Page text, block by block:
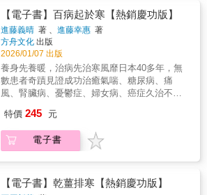
期失智症、視網膜剝離、視神經萎縮、青光
眼、嚴重的憂鬱症、精神病、腦源性疾病、類
風濕、紅斑狼瘡乃至癌症等等，並較西方醫學
與一般傳統中醫學有更好的療效。實例1一個德
國婦人的腿已經腫了四十多年，她看過很多西
醫，都治不好。中醫的講法就是脾不能健運，
水濕內停，但她的腎臟也查不出異常。她婚後
生了兩個孩子，身體沒有任何不適，就是嚴重
腿腫，像大象腿一樣。她來找我治病的初期，
辦法，都沒有明顯的效果。後來我利用我所發
現的法天則地太極共振法，讓她躺在診床的時
候，上午來是背對太陽，下午來就是面對太
次。第四次她回來複診，很高興的對我說：
體內環境密切相關的天地太極黃金分割能場的
諸多奧祕，並以此為鑰匙，結合《黃帝內經》
理論，開啟法天則地，優化人體最佳內環境。
許多被腫瘤醫生判斷活不過一年的病患，經吳
奇醫師使用「天人相應、太極黃金分割、共振
扶正」獨特的針灸理論體系與方法治療之後，
大部分人都仍健在，有些人甚至還能回到工作
割場共振，從而激活了人體極深層的正氣——
自我修復系統。吳奇醫師將這些有效治療的經
驗與方法，彙整成大眾可以自我操作，並能有
多相當難治的疾病，比如帕金森氏綜合症、早
足正氣、擺脫病苦，找回身體的生命力。繼
《扶正的力量》提出扶正的核心方法，《扶正
的樂章》串聯臨床論證並拓展其應用後，許醫
師凝望本心，以十八則真實故事為經緯，融入
生涯所聞所感，梳理那些看似偶然卻殊勝的醫
病因緣。．因乳癌化療的嚴重副作用，導致皮
膚過敏潰爛，身心瀕臨崩潰，幸得中醫調理拾
回生機；．罹患極惡性胃癌與肺腺癌，被宣告
僅剩三個月餘命，經診治後得以延命，善終於
中藥控制病情、翻轉生活，於困境中找到心靈
依靠；．兩位醫療專業管理人員積極投入公益
活動，成為自利利他的志工夥伴。在這些交錯
的人生裡，彷彿總有一雙無形的「聖手」默默
牽引，那是醫者的仁心仁術，是家人的陪伴，
【電子書】百病起於寒【熱銷慶功版】
進藤義晴 著 、進藤幸惠 著
方舟文化 出版
2026/01/07 出版
養身先養暖，治病先治寒風靡日本40多年，無
數患者奇蹟見證成功治癒氣喘、糖尿病、痛
風、腎臟病、憂鬱症、婦女病、癌症久治不癒
於1983年發現了排寒療法，留意到只要身體出
現不適，將胸部以下泡在熱水裡就會好轉，因
此擺脫了長年的肩膀痠痛及牙痛，並且不再感
至有長期洗腎的病患在採取排寒療法一年後，
特價 245 元
電子書
【電子書】乾薑排寒【熱銷慶功版】